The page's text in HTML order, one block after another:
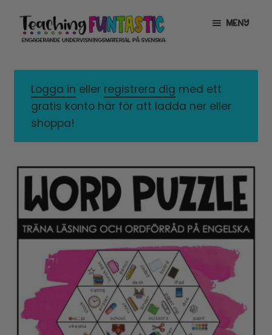
Hoppa
till
navigering
Gå
till
innehåll
MENY
MITT KONTO
GRATISMATERIAL
LICENSER
EXPANDERA
UNDERMENY
TYPSNITT
Logga in eller registrera dig med ett
gratis konto här för att ladda ner eller
shoppa!